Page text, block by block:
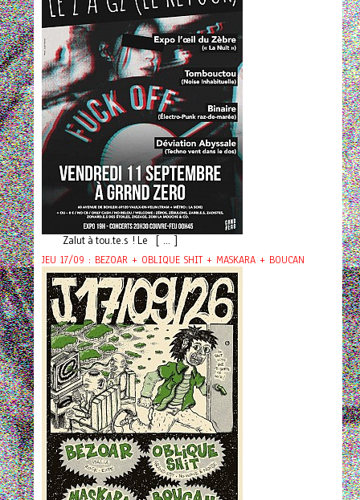
Zalut à tou.te.s ! Le [ ... ]
JEU 17/09 : BEZOAR + OBLIQUE SHIT + MASKARA + BOUCAN